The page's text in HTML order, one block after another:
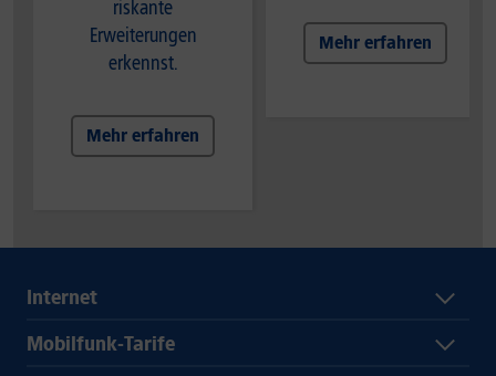
riskante
Erweiterungen
erkennst.
Mehr erfahren
Mehr erfahren
Internet
Mobilfunk-Tarife